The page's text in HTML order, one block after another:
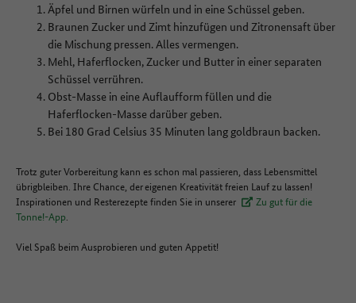
Äpfel und Birnen würfeln und in eine Schüssel geben.
Braunen Zucker und Zimt hinzufügen und Zitronensaft über
die Mischung pressen. Alles vermengen.
Mehl, Haferflocken, Zucker und Butter in einer separaten
Schüssel verrühren.
Obst-Masse in eine Auflaufform füllen und die
Haferflocken-Masse darüber geben.
Bei 180 Grad Celsius 35 Minuten lang goldbraun backen.
Trotz guter Vorbereitung kann es schon mal passieren, dass Lebensmittel
übrigbleiben. Ihre Chance, der eigenen Kreativität freien Lauf zu lassen!
Inspirationen und Resterezepte finden Sie in unserer
Zu gut für die
Tonne!-App.
Viel Spaß beim Ausprobieren und guten Appetit!